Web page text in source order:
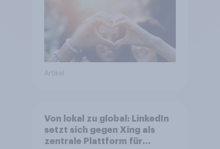
Artikel
Von lokal zu global: LinkedIn
setzt sich gegen Xing als
zentrale Plattform für